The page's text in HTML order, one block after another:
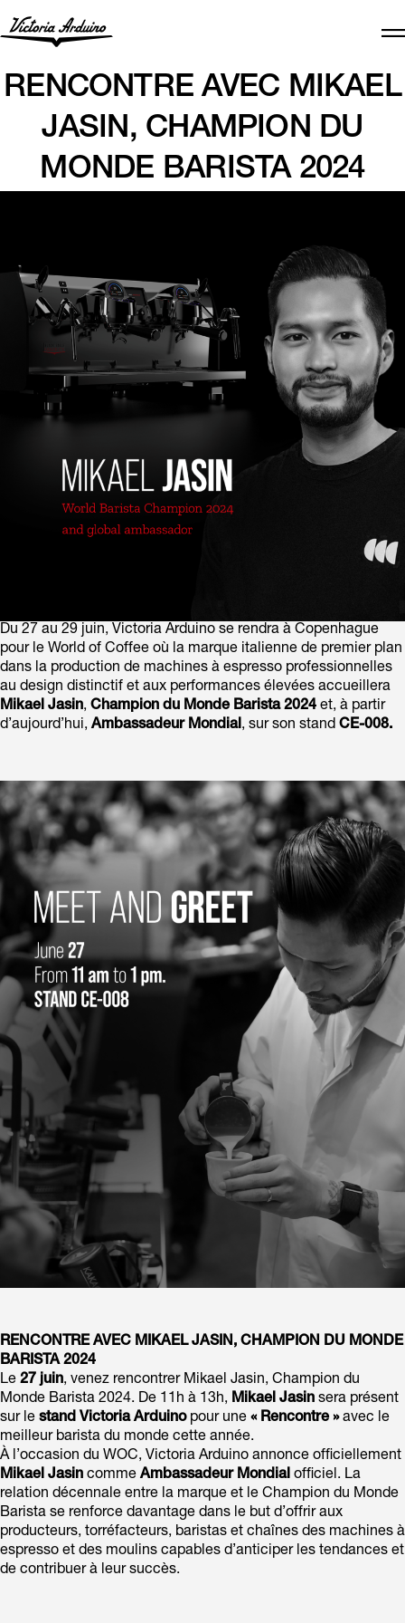
RENCONTRE AVEC MIKAEL
JASIN, CHAMPION DU
MONDE BARISTA 2024
Du 27 au 29 juin, Victoria Arduino se rendra à Copenhague
pour le World of Coffee où la marque italienne de premier plan
dans la production de machines à espresso professionnelles
au design distinctif et aux performances élevées accueillera
Mikael Jasin, Champion du Monde Barista 2024 et, à partir
d’aujourd’hui, Ambassadeur Mondial, sur son stand CE-008.
RENCONTRE AVEC MIKAEL JASIN, CHAMPION DU MONDE
BARISTA 2024
Le 27 juin, venez rencontrer Mikael Jasin, Champion du
Monde Barista 2024. De 11h à 13h, Mikael Jasin sera présent
sur le stand Victoria Arduinopour une « Rencontre »avec le
meilleur barista du monde cette année.
À l’occasion du WOC, Victoria Arduino annonce officiellement
Mikael Jasin comme Ambassadeur Mondial officiel. La
relation décennale entre la marque et le Champion du Monde
Barista se renforce davantage dans le but d’offrir aux
producteurs, torréfacteurs, baristas et chaînes des machines à
espresso et des moulins capables d’anticiper les tendances et
de contribuer à leur succès.